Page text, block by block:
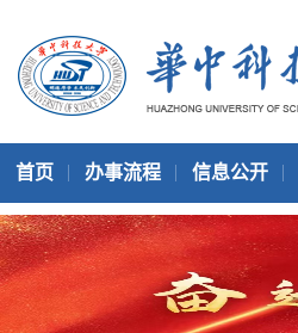
首页 办事流程 信息公开